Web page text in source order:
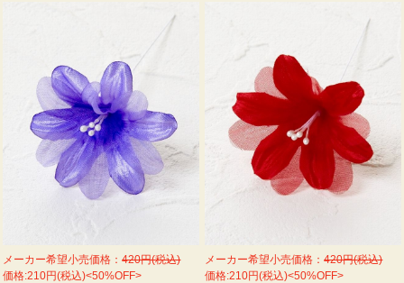
メーカー希望小売価格：420円(税込)
価格:210円(税込)<50%OFF>
メーカー希望小売価格：420円(税込)
価格:210円(税込)<50%OFF>